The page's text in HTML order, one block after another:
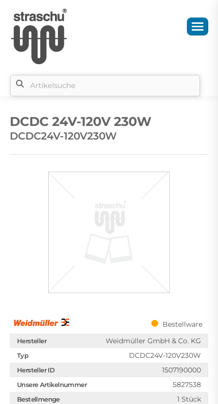
DCDC 24V-120V 230W
DCDC24V-120V230W
Bestellware
Hersteller Weidmüller GmbH & Co. KG
Typ DCDC24V-120V230W
Hersteller ID 1507190000
Unsere Artikelnummer 5827538
Bestellmenge 1 Stück